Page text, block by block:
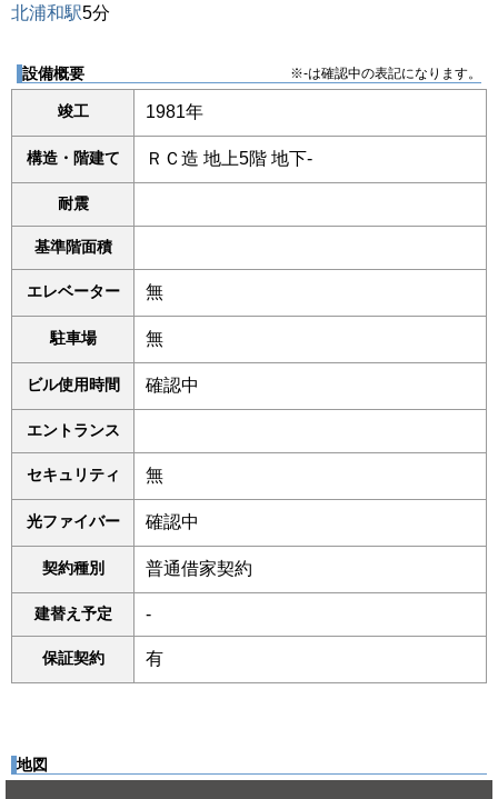
北浦和駅5分
設備概要 ※-は確認中の表記になります。
竣工 1981年
構造・階建て ＲＣ造 地上5階 地下-
耐震
基準階面積
エレベーター 無
駐車場 無
ビル使用時間 確認中
エントランス
セキュリティ 無
光ファイバー 確認中
契約種別 普通借家契約
建替え予定 -
保証契約 有
地図